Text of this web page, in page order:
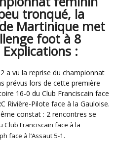
tronqué, la
Martinique met
foot à 8
:
prévus lors de cette première
16-0 du Club Franciscain face
Rivière-Pilote face à la Gauloise.
constat : 2 rencontres se
Club Franciscain face à la
face à l’Assaut 5-1.